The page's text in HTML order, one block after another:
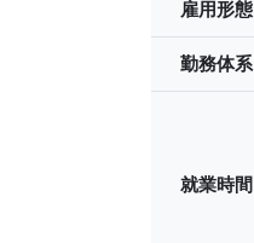
雇用形態
勤務体系
就業時間